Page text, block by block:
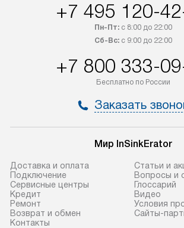
+7 495 120-
Пн-Пт:с 8:00 до 22:00
Сб-Вс:с 9:00 до 22:00
+7 800 333-
Бесплатно по России
Заказать
Мир InSinkErator
Доставка и оплата
Подключение
Сервисные центры
Кредит
Ремонт
Возврат и обмен
Контакты
Статьи и
Вопросы и
Глоссарий
Видео
Условия
Сайты-